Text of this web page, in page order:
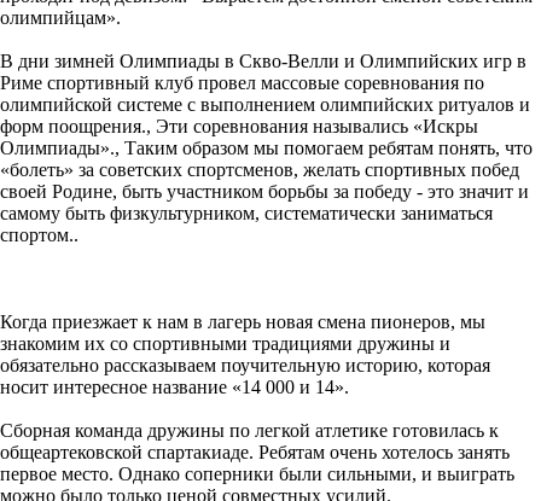
олимпийцам».
В дни зимней Олимпиады в Скво-Велли и Олимпийских игр в
Риме спортивный клуб провел массовые соревнования по
олимпийской системе с выполнением олимпийских ритуалов и
форм поощрения., Эти соревнования назывались «Искры
Олимпиады»., Таким образом мы помогаем ребятам понять, что
«болеть» за советских спортсменов, желать спортивных побед
своей Родине, быть участником борьбы за победу - это значит и
самому быть физкультурником, систематически заниматься
спортом..
Когда приезжает к нам в лагерь новая смена пионеров, мы
знакомим их со спортивными традициями дружины и
обязательно рассказываем поучительную историю, которая
носит интересное название «14 000 и 14».
Сборная команда дружины по легкой атлетике готовилась к
общеартековской спартакиаде. Ребятам очень хотелось занять
первое место. Однако соперники были сильными, и выиграть
можно было только ценой совместных усилий.